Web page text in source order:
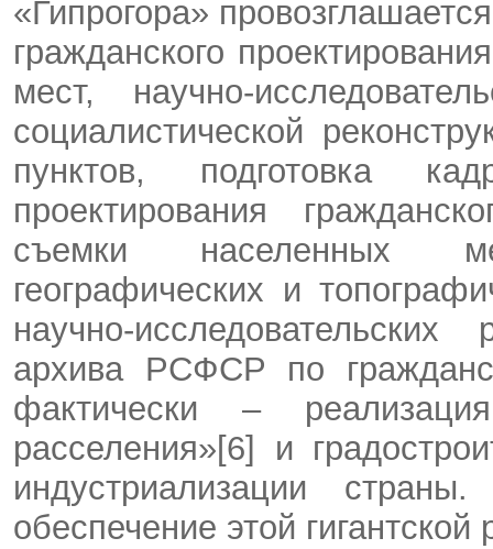
«Гипрогора»
гражданского
мест, научно-
социалистической
пунктов, подготовка
проектирования
съемки населенных
географических и
научно-
архива РСФСР по
фактически –
расселения»[6] и
индустриализации
обеспечение этой гигантской